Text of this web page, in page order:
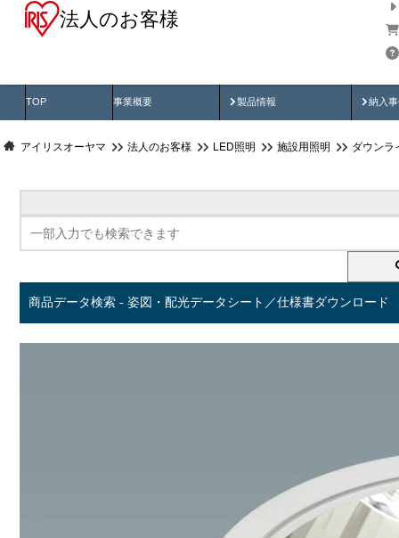
法人のお客様
TOP 事業概要 製品情報
製品動画 納入
納
アイリスオーヤマ 法人のお客様 LED照明 施設用照明 ダウンラ
商品データ検索 - 姿図・配光データシート／仕様書ダウンロード